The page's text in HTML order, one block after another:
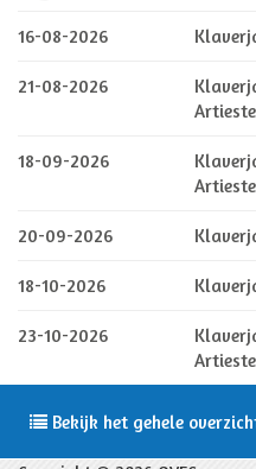
16-08-2026
21-08-2026
18-09-2026
20-09-2026
18-10-2026
23-10-2026
Bekijk het gehele